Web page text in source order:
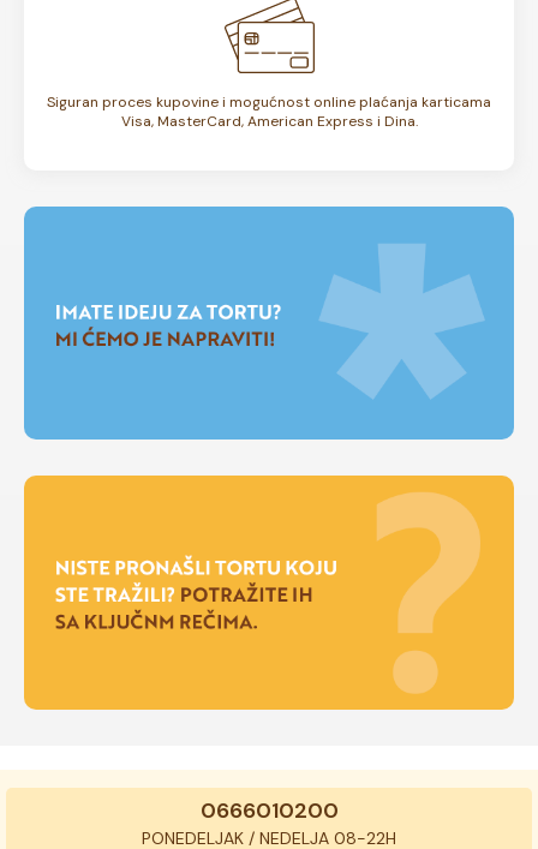
Siguran proces kupovine i mogućnost online plaćanja karticama
Visa, MasterCard, American Express i Dina.
0666010200
PONEDELJAK / NEDELJA 08-22H